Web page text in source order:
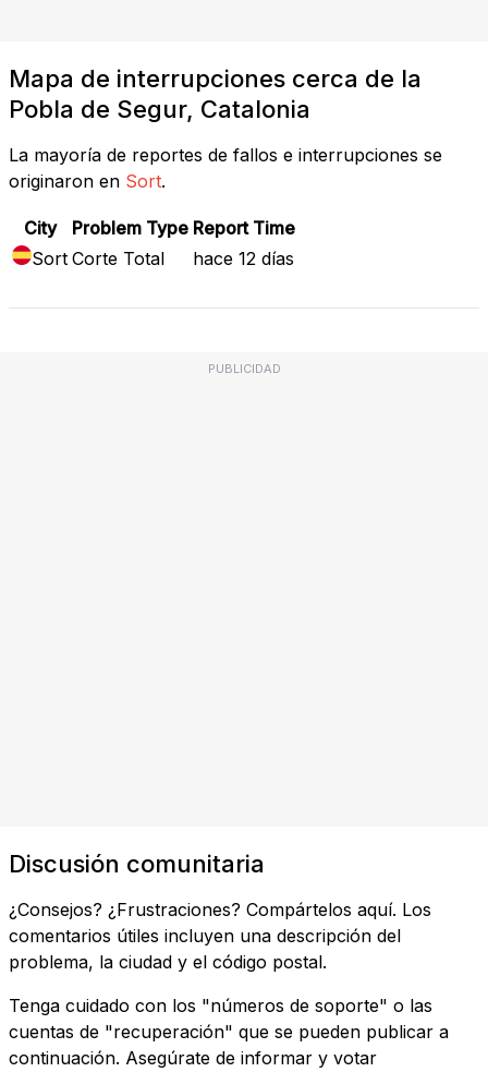
Mapa de interrupciones cerca de la
Pobla de Segur, Catalonia
La mayoría de reportes de fallos e interrupciones se
originaron en Sort.
City Problem Type Report Time
Sort Corte Total hace 12 días
PUBLICIDAD
Discusión comunitaria
¿Consejos? ¿Frustraciones? Compártelos aquí. Los
comentarios útiles incluyen una descripción del
problema, la ciudad y el código postal.
Tenga cuidado con los "números de soporte" o las
cuentas de "recuperación" que se pueden publicar a
continuación. Asegúrate de informar y votar